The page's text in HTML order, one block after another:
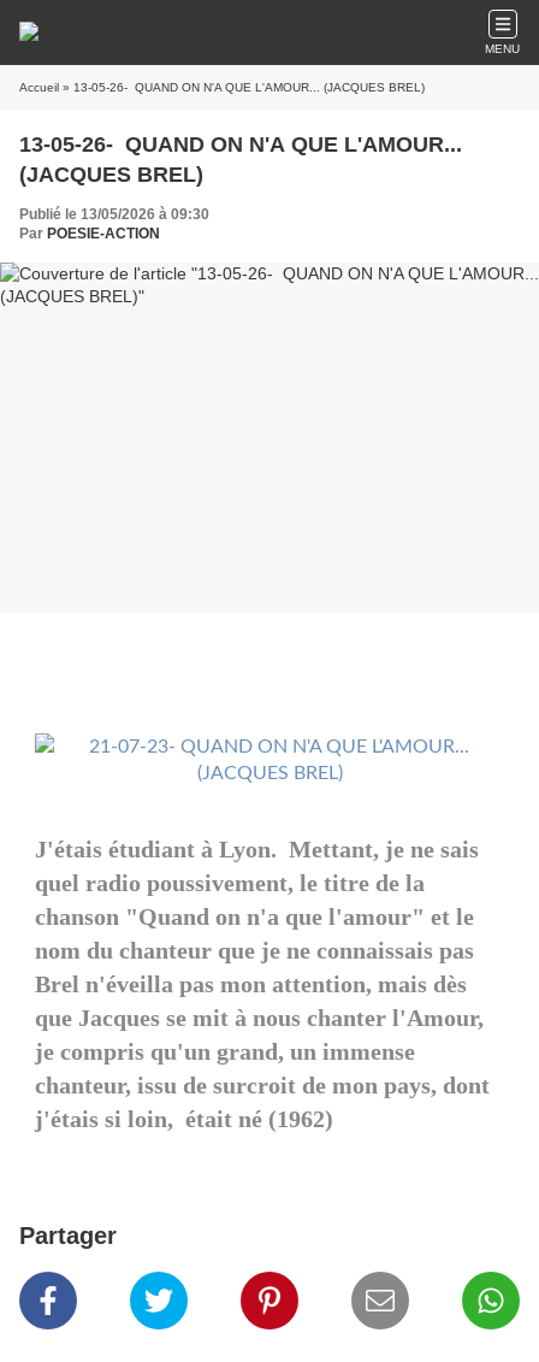
MENU
Accueil » 13-05-26- QUAND ON N'A QUE L'AMOUR... (JACQUES BREL)
13-05-26- QUAND ON N'A QUE L'AMOUR...
(JACQUES BREL)
Publié le 13/05/2026 à 09:30
Par POESIE-ACTION
J'étais étudiant à Lyon. Mettant, je ne sais
quel radio poussivement, le titre de la
chanson "Quand on n'a que l'amour" et le
nom du chanteur que je ne connaissais pas
Brel n'éveilla pas mon attention, mais dès
que Jacques se mit à nous chanter l'Amour,
je compris qu'un grand, un immense
chanteur, issu de surcroit de mon pays, dont
j'étais si loin, était né (1962)
Partager